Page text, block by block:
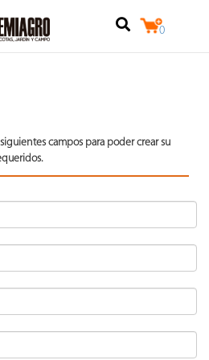
0
campos para poder crear su